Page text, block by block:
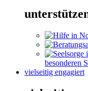
besonderen
vielseitig engagiert